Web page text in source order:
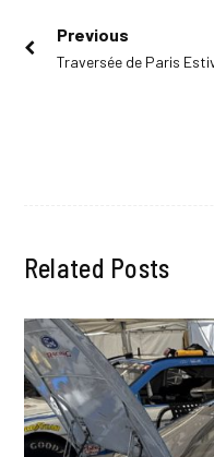
Navigation
Previous
Previous
Traversée de Paris
Related Posts